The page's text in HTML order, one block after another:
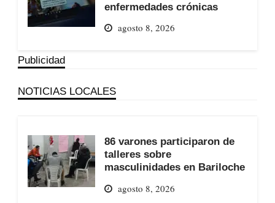
enfermedades crónicas
agosto 8, 2026
Publicidad
NOTICIAS LOCALES
86 varones participaron de
talleres sobre
masculinidades en Bariloche
agosto 8, 2026